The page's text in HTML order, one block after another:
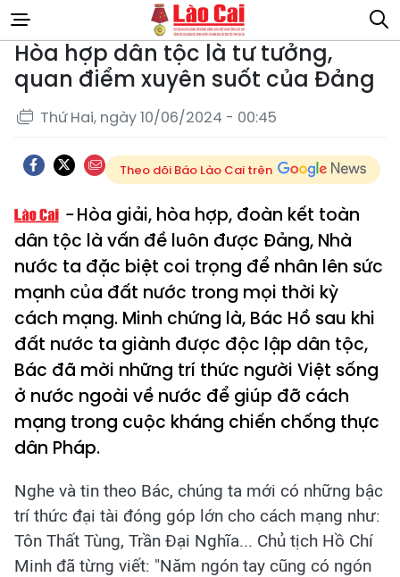
Hòa hợp dân tộc là tư tưởng,
quan điểm xuyên suốt của Đảng
Thứ Hai, ngày 10/06/2024 - 00:45
Theo dõi Báo Lào Cai trên
Hòa giải, hòa hợp, đoàn kết toàn
dân tộc là vấn đề luôn được Đảng, Nhà
nước ta đặc biệt coi trọng để nhân lên sức
mạnh của đất nước trong mọi thời kỳ
cách mạng. Minh chứng là, Bác Hồ sau khi
đất nước ta giành được độc lập dân tộc,
Bác đã mời những trí thức người Việt sống
ở nước ngoài về nước để giúp đỡ cách
mạng trong cuộc kháng chiến chống thực
dân Pháp.
Nghe và tin theo Bác, chúng ta mới có những bậc
trí thức đại tài đóng góp lớn cho cách mạng như:
Tôn Thất Tùng, Trần Đại Nghĩa... Chủ tịch Hồ Chí
Minh đã từng viết: "Năm ngón tay cũng có ngón